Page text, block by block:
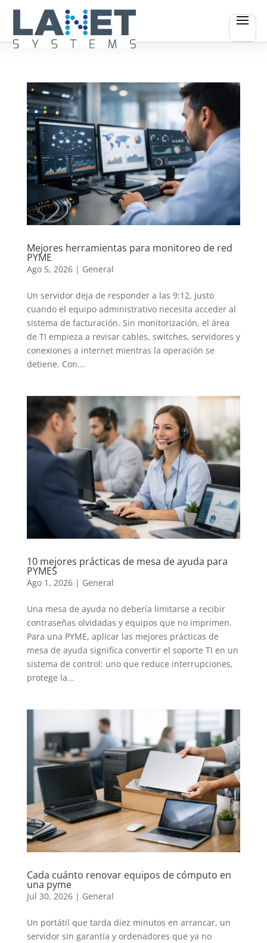
Mejores herramientas para monitoreo de red
PYME
Ago 5, 2026| General
Un servidor deja de responder a las 9:12, justo
cuando el equipo administrativo necesita acceder al
sistema de facturación. Sin monitorización, el área
de TI empieza a revisar cables, switches, servidores y
conexiones a internet mientras la operación se
detiene. Con...
10 mejores prácticas de mesa de ayuda para
PYMES
Ago 1, 2026| General
Una mesa de ayuda no debería limitarse a recibir
contraseñas olvidadas y equipos que no imprimen.
Para una PYME, aplicar las mejores prácticas de
mesa de ayuda significa convertir el soporte TI en un
sistema de control: uno que reduce interrupciones,
protege la...
Cada cuánto renovar equipos de cómputo en
una pyme
Jul 30, 2026| General
Un portátil que tarda diez minutos en arrancar, un
servidor sin garantía y ordenadores que ya no